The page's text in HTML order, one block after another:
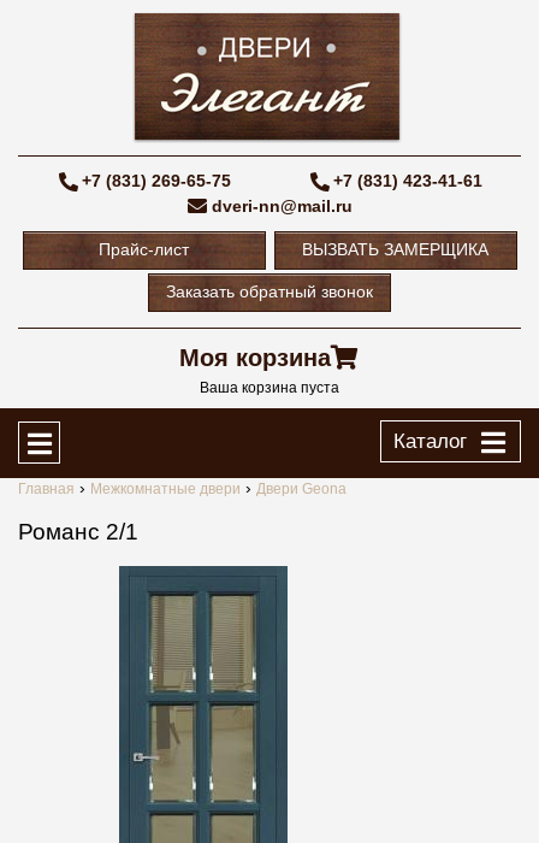
+7 (831) 269-65-75
+7 (831) 423-41-61
dveri-nn@mail.ru
Прайс-лист ВЫЗВАТЬ ЗАМЕРЩИКА
Заказать обратный звонок
Моя корзина
Ваша корзина пуста
Каталог
Главная Межкомнатные двери Двери Geona
Романс 2/1